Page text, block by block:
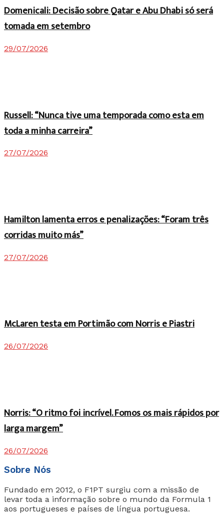
Domenicali: Decisão sobre Qatar e Abu Dhabi só será
tomada em setembro
29/07/2026
Russell: “Nunca tive uma temporada como esta em
toda a minha carreira”
27/07/2026
Hamilton lamenta erros e penalizações: “Foram três
corridas muito más”
27/07/2026
McLaren testa em Portimão com Norris e Piastri
26/07/2026
Norris: “O ritmo foi incrível. Fomos os mais rápidos por
larga margem”
26/07/2026
Sobre Nós
Fundado em 2012, o F1PT surgiu com a missão de
levar toda a informação sobre o mundo da Formula 1
aos portugueses e países de língua portuguesa.